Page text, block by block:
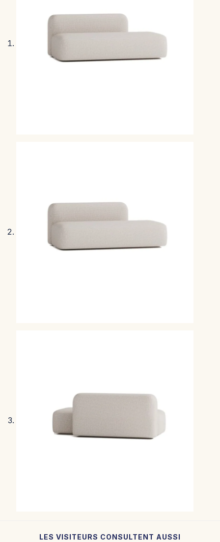
LES VISITEURS CONSULTENT AUSSI